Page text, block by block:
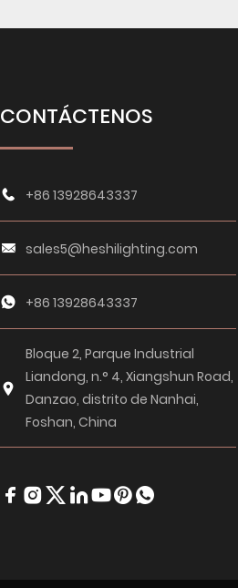
CONTÁCTENOS
+86 13928643337
sales5@heshilighting.com
+86 13928643337
Bloque 2, Parque Industrial
Liandong, n.° 4, Xiangshun Road,
Danzao, distrito de Nanhai,
Foshan, China